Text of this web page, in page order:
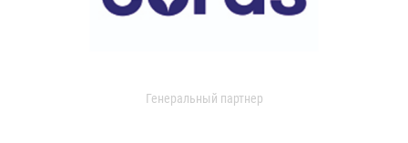
Генеральный партнер